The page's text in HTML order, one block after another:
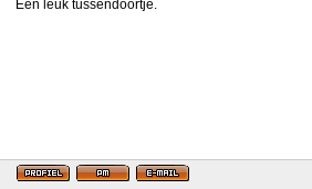
Een leuk tussendoortje.